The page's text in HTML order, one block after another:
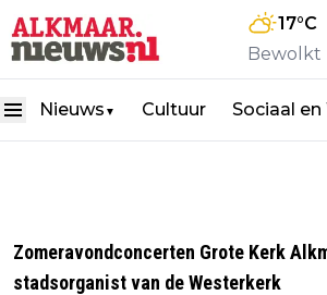
17°C
Bewolkt
Nieuws ▼ Cultuur Sociaal en
Zomeravondconcerten Grote Kerk
stadsorganist van de Westerkerk